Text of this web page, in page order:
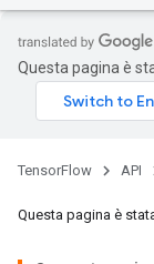
Questa pagina è
TensorFlow API
Questa pagina è